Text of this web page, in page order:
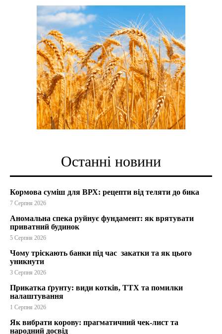
Останні новини
Кормова суміш для ВРХ: рецепти від теляти до бика
7 Серпня 2026
Аномальна спека руйнує фундамент: як врятувати
приватний будинок
5 Серпня 2026
Чому тріскають банки під час закатки та як цього
уникнути
3 Серпня 2026
Прикатка ґрунту: види котків, ТТХ та помилки
налаштування
1 Серпня 2026
Як вибрати корову: прагматичний чек-лист та
народний досвід